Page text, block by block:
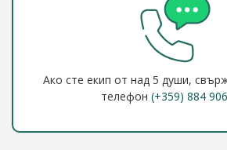
Ако сте екип от над 5 души,
телефон (+359) 884